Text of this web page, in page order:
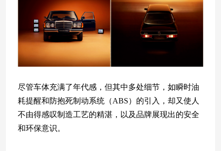
尽管车体充满了年代感，但其中多处细节，如瞬时油
耗提醒和防抱死制动系统（ABS）的引入，却又使人
不由得感叹制造工艺的精湛，以及品牌展现出的安全
和环保意识。